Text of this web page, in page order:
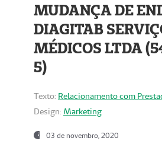
MUDANÇA DE
DIAGITAB
MÉDICOS LTDA
5)
Texto: Relacionamento com
Design: Marketing
03 de novembro, 2020